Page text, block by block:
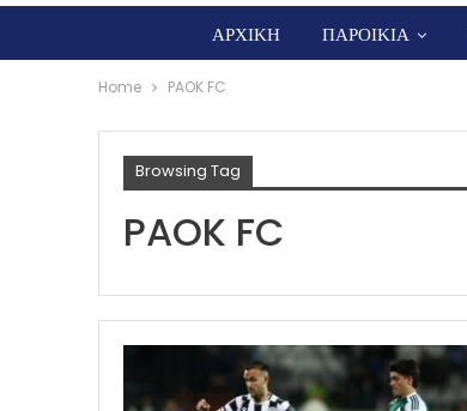
ΑΡΧΙΚΗ ΠΑΡΟΙΚΙΑ
Home PAOK FC
Browsing Tag
PAOK FC